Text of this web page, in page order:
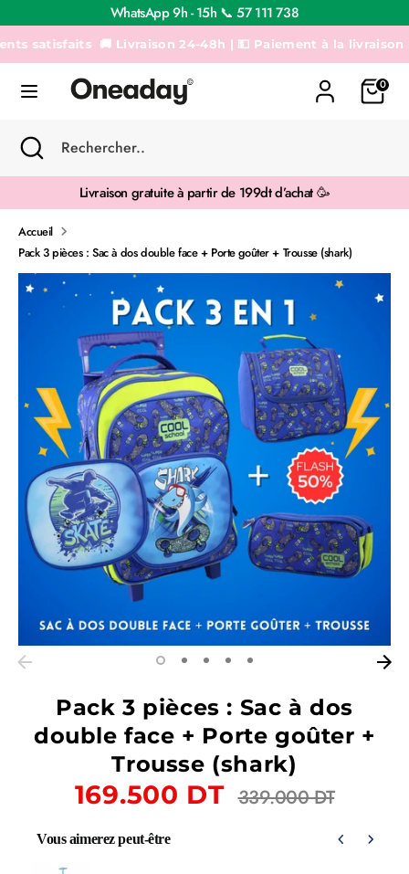
au
contenu
WhatsApp 9h - 15h 📞 57 111 738
🚚 Livraison 24-48h | 💵 Paiement à la livraison |
0
RechercheRechercher..
RechercheRechercher..
Fermer
la
recherche
Livraison gratuite à partir de 199dt d’achat 🥳
Accueil
Pack 3 pièces : Sac à dos double face + Porte goûter + Trousse (shark)
Pack 3 pièces : Sac à dos
double face + Porte goûter +
Trousse (shark)
169.500 DT
Prix
régulier
339.000 DT
Vous aimerez peut-être